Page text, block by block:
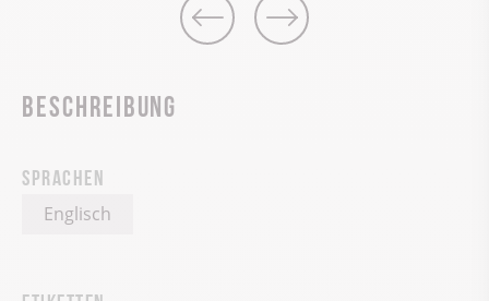
Beschreibung
Sprachen
Englisch